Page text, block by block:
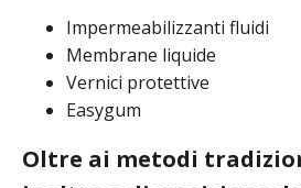
Impermeabilizzanti fluidi
Membrane liquide
Vernici protettive
Easygum
Oltre ai metodi